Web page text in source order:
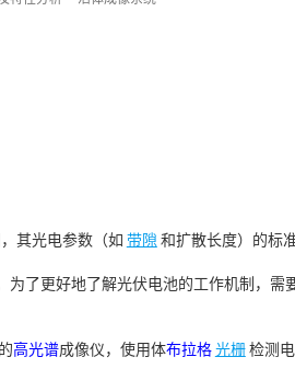
其光电参数（如 带隙 和扩散长度）的标
了更好地了解光伏电池的工作机制，需
高光谱成像仪，使用体布拉格光栅检测